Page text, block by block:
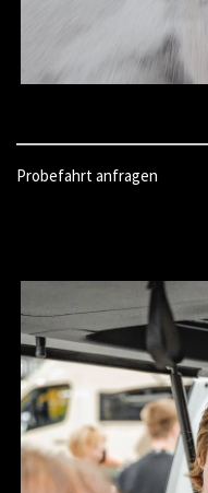
Probefahrt anfragen